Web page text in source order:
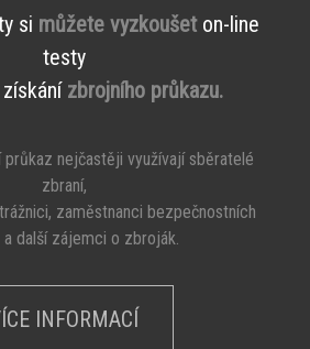
si můžete vyzkoušeton-line
testy
zbrojního průkazu.
nejčastěji využívají sběratelé
zbraní,
zaměstnanci bezpečnostních
a další zájemci o zbroják.
INFORMACÍ